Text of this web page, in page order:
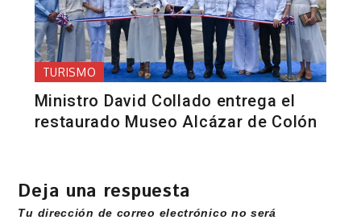
TURISMO
Ministro David Collado entrega el
restaurado Museo Alcázar de Colón
Deja una respuesta
Tu dirección de correo electrónico no será